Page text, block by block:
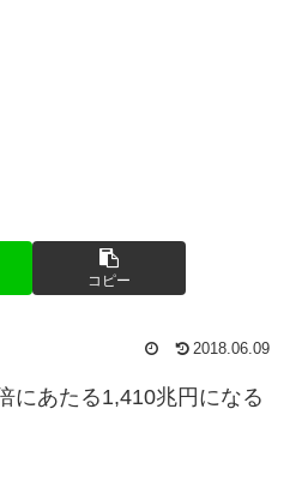
コピー
2018.06.09
にあたる1,410兆円になる